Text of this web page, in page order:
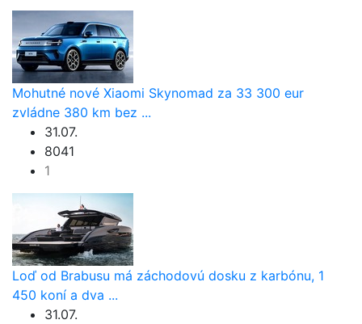
Mohutné nové Xiaomi Skynomad za 33 300 eur
zvládne 380 km bez ...
31.07.
8041
1
Loď od Brabusu má záchodovú dosku z karbónu, 1
450 koní a dva ...
31.07.